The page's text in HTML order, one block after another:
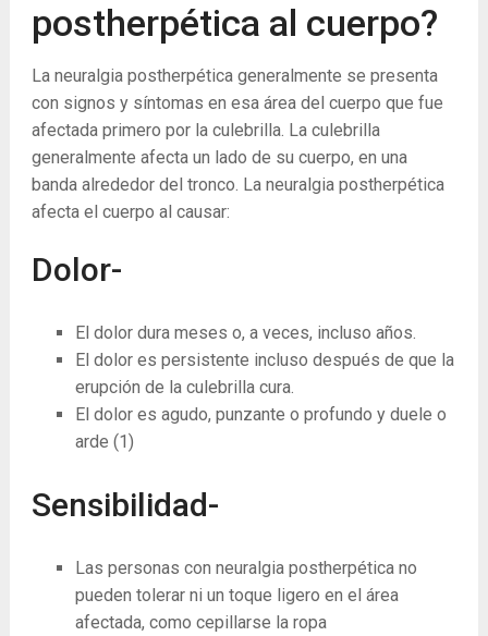
postherpética al cuerpo?
La neuralgia postherpética generalmente se presenta
con signos y síntomas en esa área del cuerpo que fue
afectada primero por la culebrilla. La culebrilla
generalmente afecta un lado de su cuerpo, en una
banda alrededor del tronco. La neuralgia postherpética
afecta el cuerpo al causar:
Dolor-
El dolor dura meses o, a veces, incluso años.
El dolor es persistente incluso después de que la
erupción de la culebrilla cura.
El dolor es agudo, punzante o profundo y duele o
arde (1)
Sensibilidad-
Las personas con neuralgia postherpética no
pueden tolerar ni un toque ligero en el área
afectada, como cepillarse la ropa